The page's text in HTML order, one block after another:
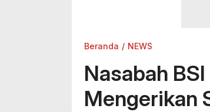
Beranda NEWS
Nasabah
Mengerikan